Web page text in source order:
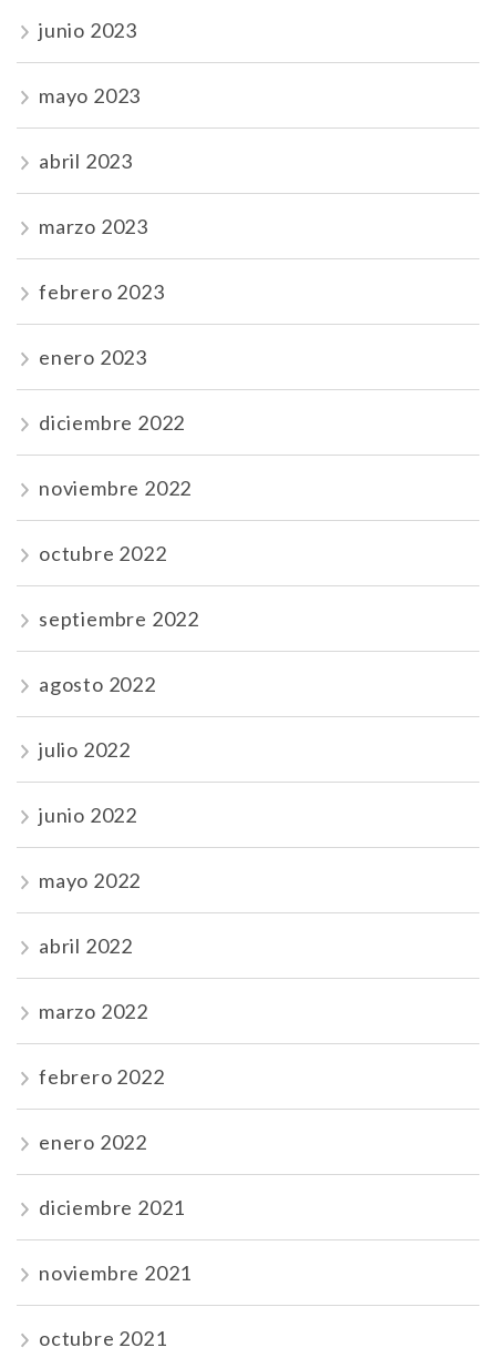
junio 2023
mayo 2023
abril 2023
marzo 2023
febrero 2023
enero 2023
diciembre 2022
noviembre 2022
octubre 2022
septiembre 2022
agosto 2022
julio 2022
junio 2022
mayo 2022
abril 2022
marzo 2022
febrero 2022
enero 2022
diciembre 2021
noviembre 2021
octubre 2021